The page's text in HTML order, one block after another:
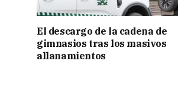
El descargo de la cadena de
gimnasios tras los masivos
allanamientos